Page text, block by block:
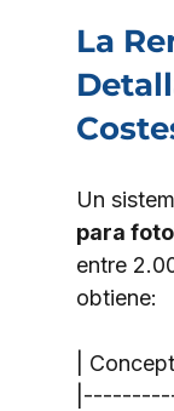
La
Un
para
entre
obtiene:
|